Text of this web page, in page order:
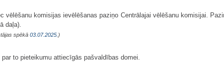
komisijas ievēlēšanas paziņo Centrālajai vēlēšanu komisijai.
daļa).
spēkā 03.07.2025. )
to pieteikumu attiecīgās pašvaldības domei.